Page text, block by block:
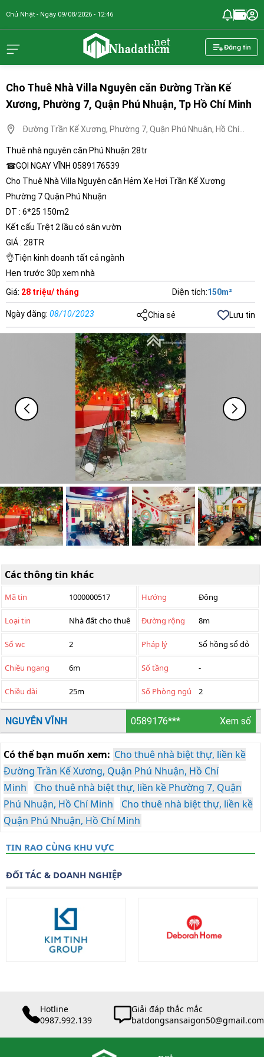
Chủ Nhật - Ngày 09/08/2026 - 12:46
Đăng tin
Cho Thuê Nhà Villa Nguyên căn Đường Trần Kế
Xương, Phường 7, Quận Phú Nhuận, Tp Hồ Chí Minh
Đường Trần Kế Xương, Phường 7, Quận Phú Nhuận, Hồ Chí
Thuê nhà nguyên căn Phú Nhuận 28tr
☎GỌI NGAY VĨNH 0589176539
Cho Thuê Nhà Villa Nguyên căn Hẻm Xe Hơi Trần Kế Xương
Phường 7 Quận Phú Nhuận
DT : 6*25 150m2
Kết cấu Trệt 2 lầu có sân vườn
GIÁ : 28TR
👌Tiện kinh doanh tất cả ngành
Hẹn trước 30p xem nhà
Giá: 28 triệu/ tháng Diện tích:150m²
Ngày đăng: 08/10/2023 Chia sẻ Lưu tin
Các thông tin khác
Mã tin 1000000517 Hướng Đông
Loại tin Nhà đất cho thuê Đường rộng 8m
Số wc 2 Pháp lý Sổ hồng sổ đỏ
Chiều ngang 6m Số tầng -
Chiều dài 25m Số Phòng ngủ 2
NGUYỄN VĨNH 0589176*** Xem số
Có thể bạn muốn xem: Cho thuê nhà biệt thự, liền kề
Đường Trần Kế Xương, Quận Phú Nhuận, Hồ Chí
Minh
Cho thuê nhà biệt thự, liền kề Phường 7, Quận
Phú Nhuận, Hồ Chí Minh
Cho thuê nhà biệt thự, liền kề
Quận Phú Nhuận, Hồ Chí Minh
TIN RAO CÙNG KHU VỰC
ĐỐI TÁC & DOANH NGHIỆP
Hotline
0987.992.139
Giải đáp thắc mắc
batdongsansaigon50@gmail.com